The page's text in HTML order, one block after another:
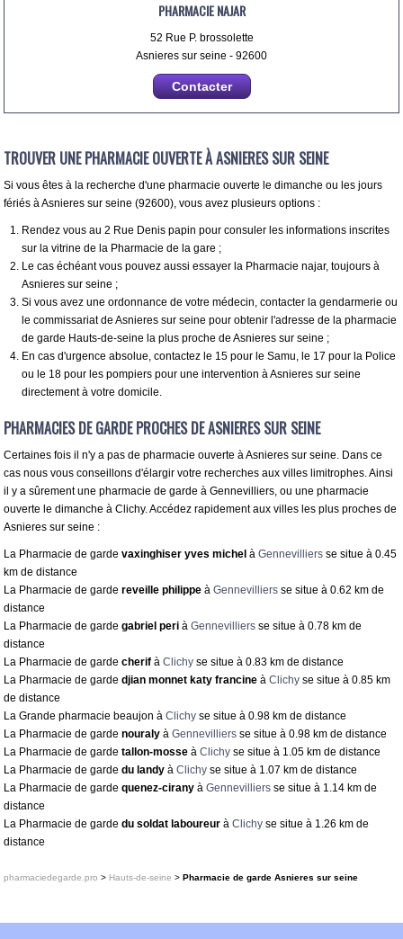
PHARMACIE NAJAR
52 Rue P. brossolette
Asnieres sur seine - 92600
Contacter
TROUVER UNE PHARMACIE OUVERTE À ASNIERES SUR SEINE
Si vous êtes à la recherche d'une pharmacie ouverte le dimanche ou les jours
fériés à Asnieres sur seine (92600), vous avez plusieurs options :
Rendez vous au 2 Rue Denis papin pour consuler les informations inscrites
sur la vitrine de la Pharmacie de la gare ;
Le cas échéant vous pouvez aussi essayer la Pharmacie najar, toujours à
Asnieres sur seine ;
Si vous avez une ordonnance de votre médecin, contacter la gendarmerie ou
le commissariat de Asnieres sur seine pour obtenir l'adresse de la pharmacie
de garde Hauts-de-seine la plus proche de Asnieres sur seine ;
En cas d'urgence absolue, contactez le 15 pour le Samu, le 17 pour la Police
ou le 18 pour les pompiers pour une intervention à Asnieres sur seine
directement à votre domicile.
PHARMACIES DE GARDE PROCHES DE ASNIERES SUR SEINE
Certaines fois il n'y a pas de pharmacie ouverte à Asnieres sur seine. Dans ce
cas nous vous conseillons d'élargir votre recherches aux villes limitrophes. Ainsi
il y a sûrement une pharmacie de garde à Gennevilliers, ou une pharmacie
ouverte le dimanche à Clichy. Accédez rapidement aux villes les plus proches de
Asnieres sur seine :
La Pharmacie de gardevaxinghiser yves michel àGennevilliers se situe à 0.45
km de distance
La Pharmacie de gardereveille philippe àGennevilliers se situe à 0.62 km de
distance
La Pharmacie de gardegabriel peri àGennevilliers se situe à 0.78 km de
distance
La Pharmacie de gardecherif àClichy se situe à 0.83 km de distance
La Pharmacie de gardedjian monnet katy francine àClichy se situe à 0.85 km
de distance
La Grande pharmacie beaujon àClichy se situe à 0.98 km de distance
La Pharmacie de gardenouraly àGennevilliers se situe à 0.98 km de distance
La Pharmacie de gardetallon-mosse àClichy se situe à 1.05 km de distance
La Pharmacie de gardedu landy àClichy se situe à 1.07 km de distance
La Pharmacie de gardequenez-cirany àGennevilliers se situe à 1.14 km de
distance
La Pharmacie de gardedu soldat laboureur àClichy se situe à 1.26 km de
distance
pharmaciedegarde.pro > Hauts-de-seine >Pharmacie de garde Asnieres sur seine